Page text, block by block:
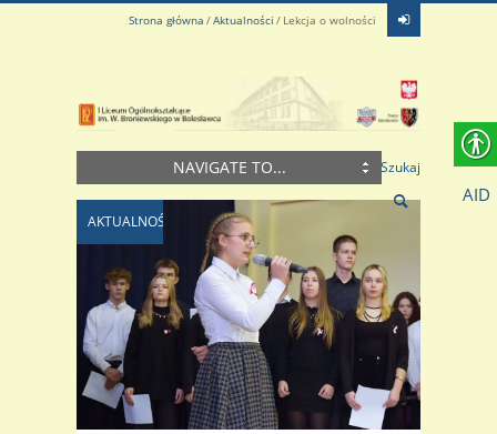
Strona główna Aktualności Lekcja o wolności
NAVIGATE TO... Szukaj
AKTUALNOŚCI
AID